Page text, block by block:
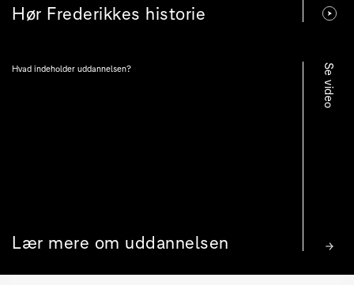
Hør Frederikkes historie
Hvad indeholder uddannelsen?
Lær mere om uddannelsen
Se video